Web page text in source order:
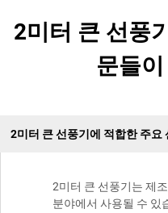
2미터 큰 선풍
문들
2미터 큰 선풍기에 적합한 주요
2미터 큰 선풍기는 제
분야에서 사용될 수 있